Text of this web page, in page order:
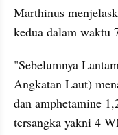
Marthinus
kedua dalam waktu
"Sebelumnya
Angkatan Laut)
dan amphetamine
tersangka yakni 4